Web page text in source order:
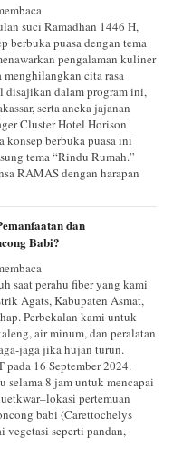
suci Ramadhan 1446 H,
berbuka puasa dengan tema
pengalaman kuliner
menghilangkan cita rasa
disajikan dalam program ini,
serta aneka jajanan
Cluster Hotel Horison
konsep berbuka puasa ini
tema “Rindu Rumah.”
RAMAS dengan harapan
dan
Babi?
saat perahu fiber yang kami
Agats, Kabupaten Asmat,
Perbekalan kami untuk
air minum, dan peralatan
jaga jika hujan turun.
16 September 2024.
selama 8 jam untuk mencapai
pertemuan
babi (Carettochelys
vegetasi seperti pandan,